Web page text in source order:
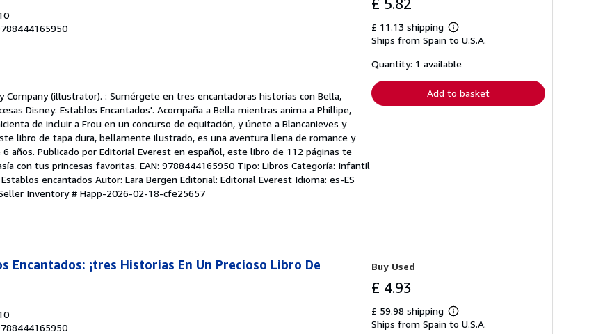
Company (illustrator). : Sumérgete en tres encantadoras historias con Bella,
Disney: Establos Encantados'. Acompaña a Bella mientras anima a Phillipe,
de incluir a Frou en un concurso de equitación, y únete a Blancanieves y
libro de tapa dura, bellamente ilustrado, es una aventura llena de romance y
años. Publicado por Editorial Everest en español, este libro de 112 páginas te
con tus princesas favoritas. EAN: 9788444165950 Tipo: Libros Categoría: Infantil
encantados Autor: Lara Bergen Editorial: Editorial Everest Idioma: es-ES
Inventory # Happ-2026-02-18-cfe25657
£ 5.82
£ 11.13 shipping
Learn
more
shipping
Ships from Spain to U.S.A.
Quantity: 1 available
Add to basket
Encantados: ¡tres Historias En Un Precioso Libro De
Buy Used
£ 4.93
£ 59.98 shipping
Learn
more
Ships from Spain to U.S.A.